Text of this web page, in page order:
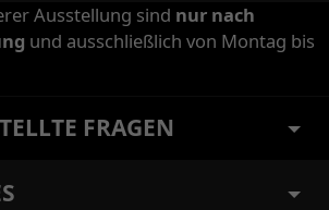
Ausstellung sind nur nach
und ausschließlich von Montag bis
FRAGEN